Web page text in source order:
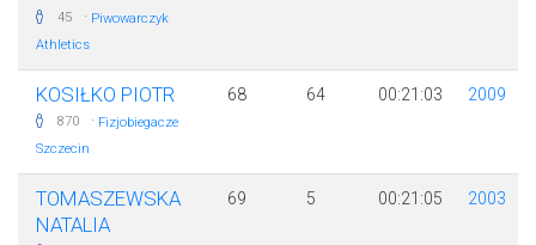
45 · Piwowarczyk
Athletics
KOSIŁKO PIOTR
870 · Fizjobiegacze
Szczecin
68 64 00:21:03 2009
TOMASZEWSKA
NATALIA
69 5 00:21:05 2003